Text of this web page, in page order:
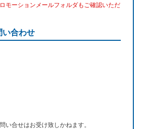
モーションメールフォルダもご確認いただ
い合わせ
い合せはお受け致しかねます。